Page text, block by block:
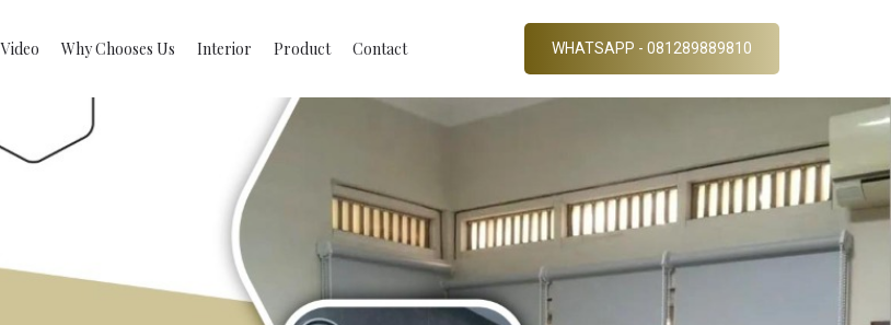
Video Why Chooses Us Interior Product Contact WHATSAPP - 081289889810